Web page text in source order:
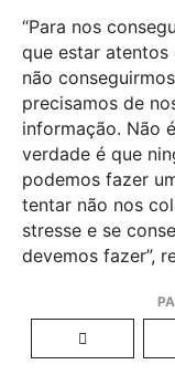
“Para nos
que estar atentos
não
precisamos de
informação. Não
verdade é que
podemos fazer
tentar não nos
stresse e se
devemos fazer”,